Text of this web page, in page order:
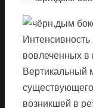
вовлеченных в
Вертикальный
возникшей в